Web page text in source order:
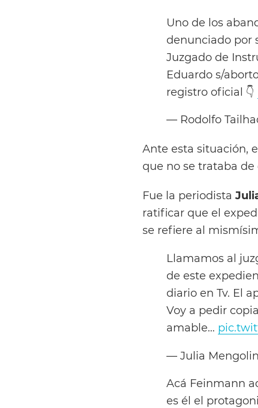
Uno de los
denunciado por
Juzgado de
Eduardo s/
registro oficial 👇
— Rodolfo
Ante esta situación,
que no se trataba de
Fue la periodista
ratificar que el
se refiere al
Llamamos al
de este
diario en Tv. El
Voy a pedir
amable…
— Julia
Acá Feinmann
es él el